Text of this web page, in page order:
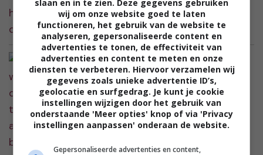
Philou: “Mijn man wil met deze
temperaturen alleen maar binnenzitten”
slaan en in te zien. Deze gegevens gebruiken
wij om onze website goed te laten
functioneren, het gebruik van de website te
analyseren, gepersonaliseerde content en
advertenties te tonen, de effectiviteit van
advertenties en content te meten en onze
diensten te verbeteren. Hiervoor verzamelen wij
gegevens zoals unieke advertentie ID’s,
geolocatie en surfgedrag. Je kunt je cookie
instellingen wijzigen door het gebruik van
onderstaande 'Meer opties' knop of via 'Privacy
instellingen aanpassen' onderaan de website.
Gepersonaliseerde advertenties en content,